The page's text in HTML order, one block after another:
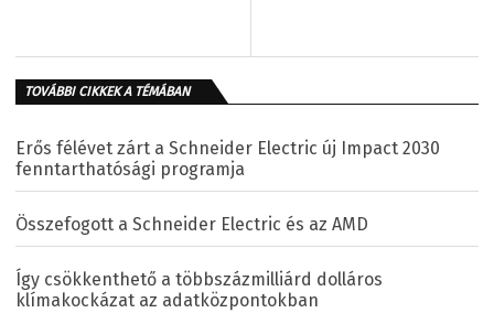
TOVÁBBI CIKKEK A TÉMÁBAN
Erős félévet zárt a Schneider Electric új Impact 2030
fenntarthatósági programja
Összefogott a Schneider Electric és az AMD
Így csökkenthető a többszázmilliárd dolláros
klímakockázat az adatközpontokban